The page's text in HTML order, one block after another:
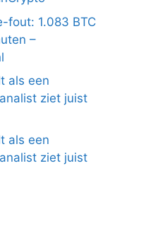
fout: 1.083 BTC
–
als een
analist ziet juist
als een
analist ziet juist